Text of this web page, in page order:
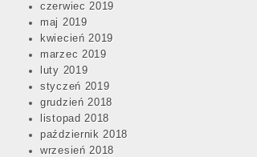
czerwiec 2019
maj 2019
kwiecień 2019
marzec 2019
luty 2019
styczeń 2019
grudzień 2018
listopad 2018
październik 2018
wrzesień 2018